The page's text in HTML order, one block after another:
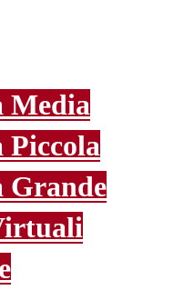
Media
Piccola
Grande